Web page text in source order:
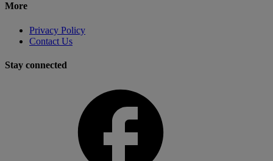
More
Privacy Policy
Contact Us
Stay connected